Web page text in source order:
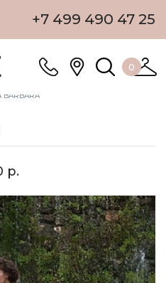
+7 499 490 47 25
0
BARBARA
р.